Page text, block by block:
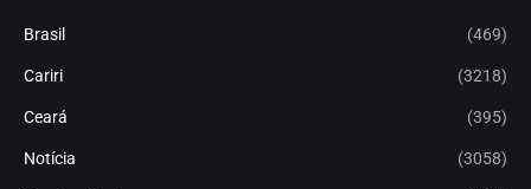
Brasil (469)
Cariri (3218)
Ceará (395)
Notícia (3058)